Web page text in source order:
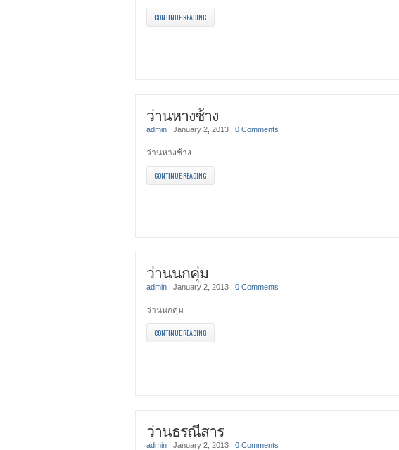
CONTINUE READING
ว่านหางช้าง
admin | January 2, 2013 | 0 Comments
ว่านหางช้าง
CONTINUE READING
ว่านนกคุ่ม
admin | January 2, 2013 | 0 Comments
ว่านนกคุ่ม
CONTINUE READING
ว่านธรณีสาร
admin | January 2, 2013 | 0 Comments